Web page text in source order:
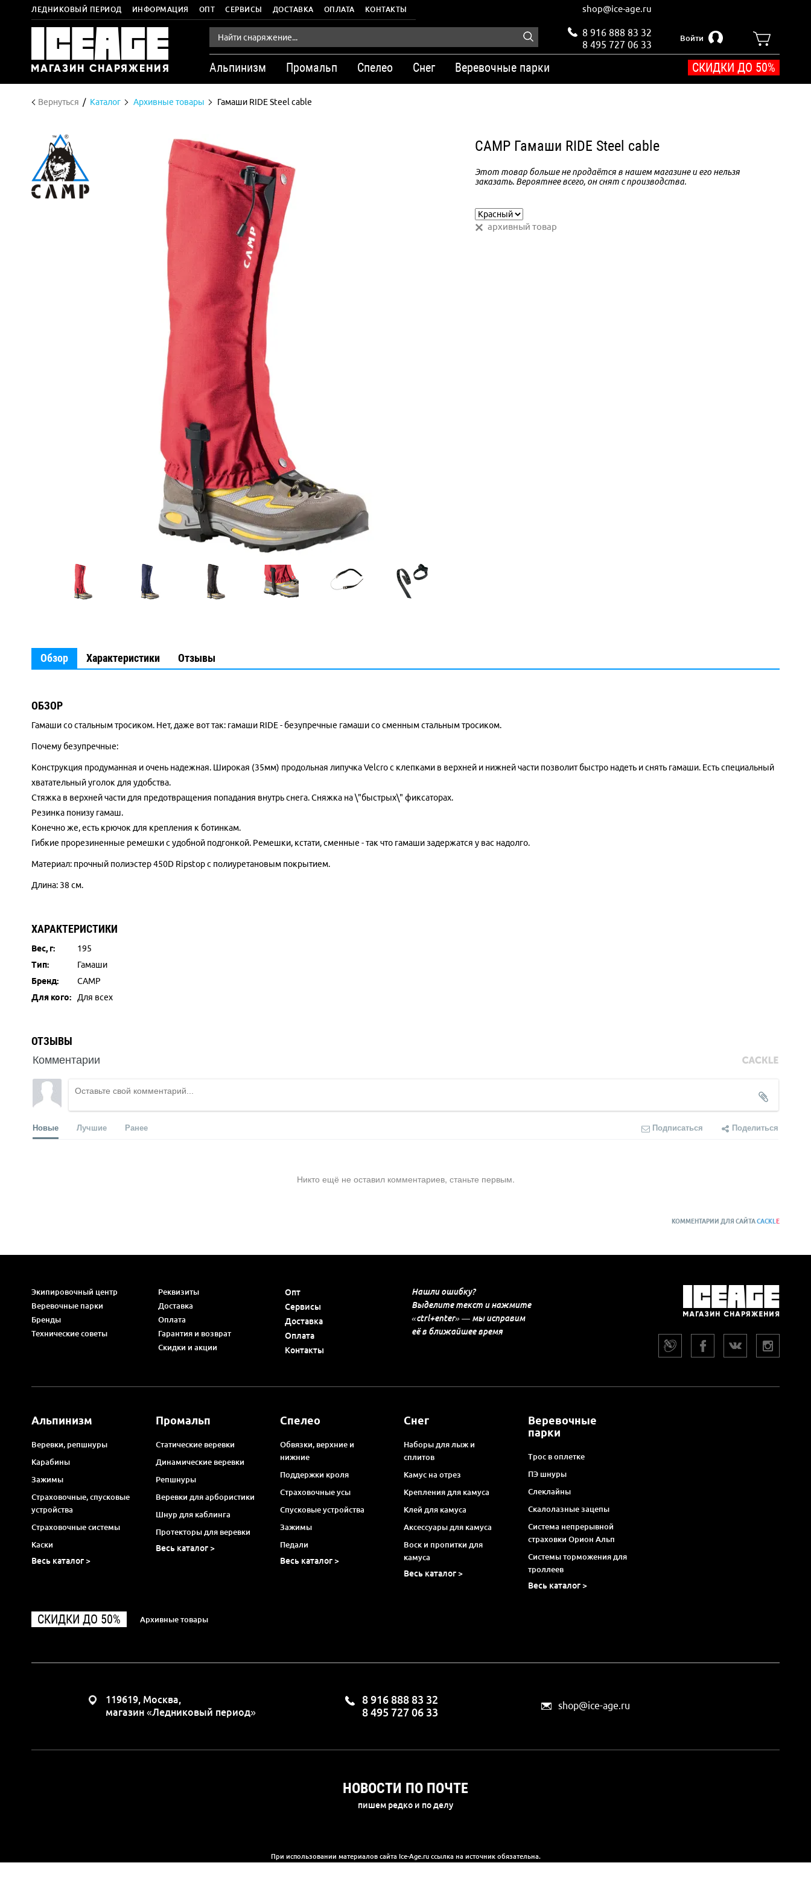
ЛЕДНИКОВЫЙ ПЕРИОД ИНФОРМАЦИЯ ОПТ СЕРВИСЫ ДОСТАВКА ОПЛАТА КОНТАКТЫ shop@ice-age.ru
8 916 888 83 32
8 495 727 06 33
Войти
Альпинизм Промальп Спелео Снег Веревочные парки СКИДКИ ДО 50%
Вернуться Каталог Архивные товары Гамаши RIDE Steel cable
CAMP Гамаши RIDE Steel cable
Этот товар больше не продаётся в нашем магазине и его нельзя
заказать. Вероятнее всего, он снят с производства.
архивный товар
Обзор Характеристики Отзывы
ОБЗОР
Гамаши со стальным тросиком. Нет, даже вот так: гамаши RIDE - безупречные гамаши со сменным стальным тросиком.
Почему безупречные:
Конструкция продуманная и очень надежная. Широкая (35мм) продольная липучка Velcro с клепками в верхней и нижней части позволит быстро надеть и снять гамаши. Есть специальный
хватательный уголок для удобства.
Стяжка в верхней части для предотвращения попадания внутрь снега. Сняжка на \"быстрых\" фиксаторах.
Резинка понизу гамаш.
Конечно же, есть крючок для крепления к ботинкам.
Гибкие прорезиненные ремешки с удобной подгонкой. Ремешки, кстати, сменные - так что гамаши задержатся у вас надолго.
Материал: прочный полиэстер 450D Ripstop с полиуретановым покрытием.
Длина: 38 см.
ХАРАКТЕРИСТИКИ
Вес, г:
195
Тип:
Гамаши
Бренд:
CAMP
Для кого:
Для всех
ОТЗЫВЫ
Комментарии
Новые Лучшие Ранее Подписаться Поделиться
Никто ещё не оставил комментариев, станьте первым.
КОММЕНТАРИИ ДЛЯ САЙТАCACKL E
Экипировочный центр
Веревочные парки
Бренды
Технические советы
Реквизиты
Доставка
Оплата
Гарантия и возврат
Скидки и акции
Опт
Сервисы
Доставка
Оплата
Контакты
Нашли ошибку?
Выделите текст и нажмите
«ctrl+enter» — мы исправим
её в ближайшее время
Альпинизм
Веревки, репшнуры
Карабины
Зажимы
Страховочные, спусковые
устройства
Страховочные системы
Каски
Весь каталог >
Промальп
Статические веревки
Динамические веревки
Репшнуры
Веревки для арбористики
Шнур для каблинга
Протекторы для веревки
Весь каталог >
Спелео
Обвязки, верхние и
нижние
Поддержки кроля
Страховочные усы
Спусковые устройства
Зажимы
Педали
Весь каталог >
Снег
Наборы для лыж и
сплитов
Камус на отрез
Крепления для камуса
Клей для камуса
Аксессуары для камуса
Воск и пропитки для
камуса
Весь каталог >
Веревочные
парки
Трос в оплетке
ПЭ шнуры
Слеклайны
Скалолазные зацепы
Система непрерывной
страховки Орион Альп
Системы торможения для
троллеев
Весь каталог >
СКИДКИ ДО 50% Архивные товары
119619, Москва,
магазин «Ледниковый период»
8 916 888 83 32
8 495 727 06 33
shop@ice-age.ru
НОВОСТИ ПО ПОЧТЕ
пишем редко и по делу
При использовании материалов сайта Ice-Age.ru ссылка на источник обязательна.